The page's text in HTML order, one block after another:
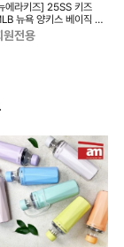
에라키즈] 25SS 키즈
뉴욕 양키스 베이직 볼
스칼렛 13570679
원전용